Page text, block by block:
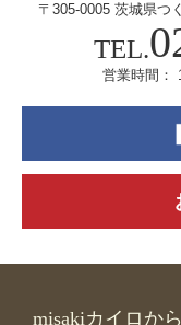
〒305-0005 茨城県つ
TEL.
営業時間：
misakiカイロか